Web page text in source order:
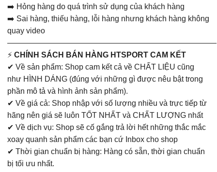
➡️ Hỏng hàng do quá trình sử dụng của khách hàng
➡️ Sai hàng, thiếu hàng, lỗi hàng nhưng khách hàng không
quay video
———————————————————————————
⚡ CHÍNH SÁCH BÁN HÀNG HTSPORT CAM KẾT
✔ Về sản phẩm: Shop cam kết cả về CHẤT LIỆU cũng
như HÌNH DÁNG (đúng với những gì được nêu bật trong
phần mô tả và hình ảnh sản phẩm).
✔ Về giá cả: Shop nhập với số lượng nhiều và trực tiếp từ
hãng nên giá sẽ luôn TỐT NHẤT và CHẤT LƯỢNG nhất
✔ Về dịch vụ: Shop sẽ cố gắng trả lời hết những thắc mắc
xoay quanh sản phẩm các bạn cứ Inbox cho shop
✔ Thời gian chuẩn bị hàng: Hàng có sẵn, thời gian chuẩn
bị tối ưu nhất.